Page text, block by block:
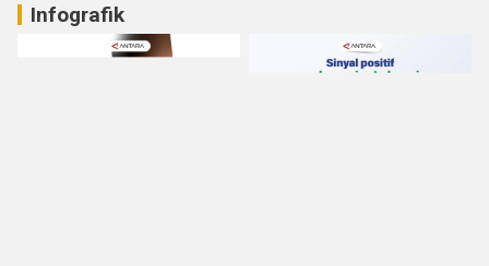
Infografik